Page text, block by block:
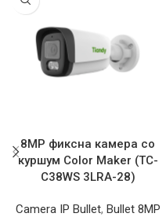
8MP фиксна камера со
куршум Color Maker (TC-
C38WS 3LRA-28)
Camera IP Bullet, Bullet 8MP